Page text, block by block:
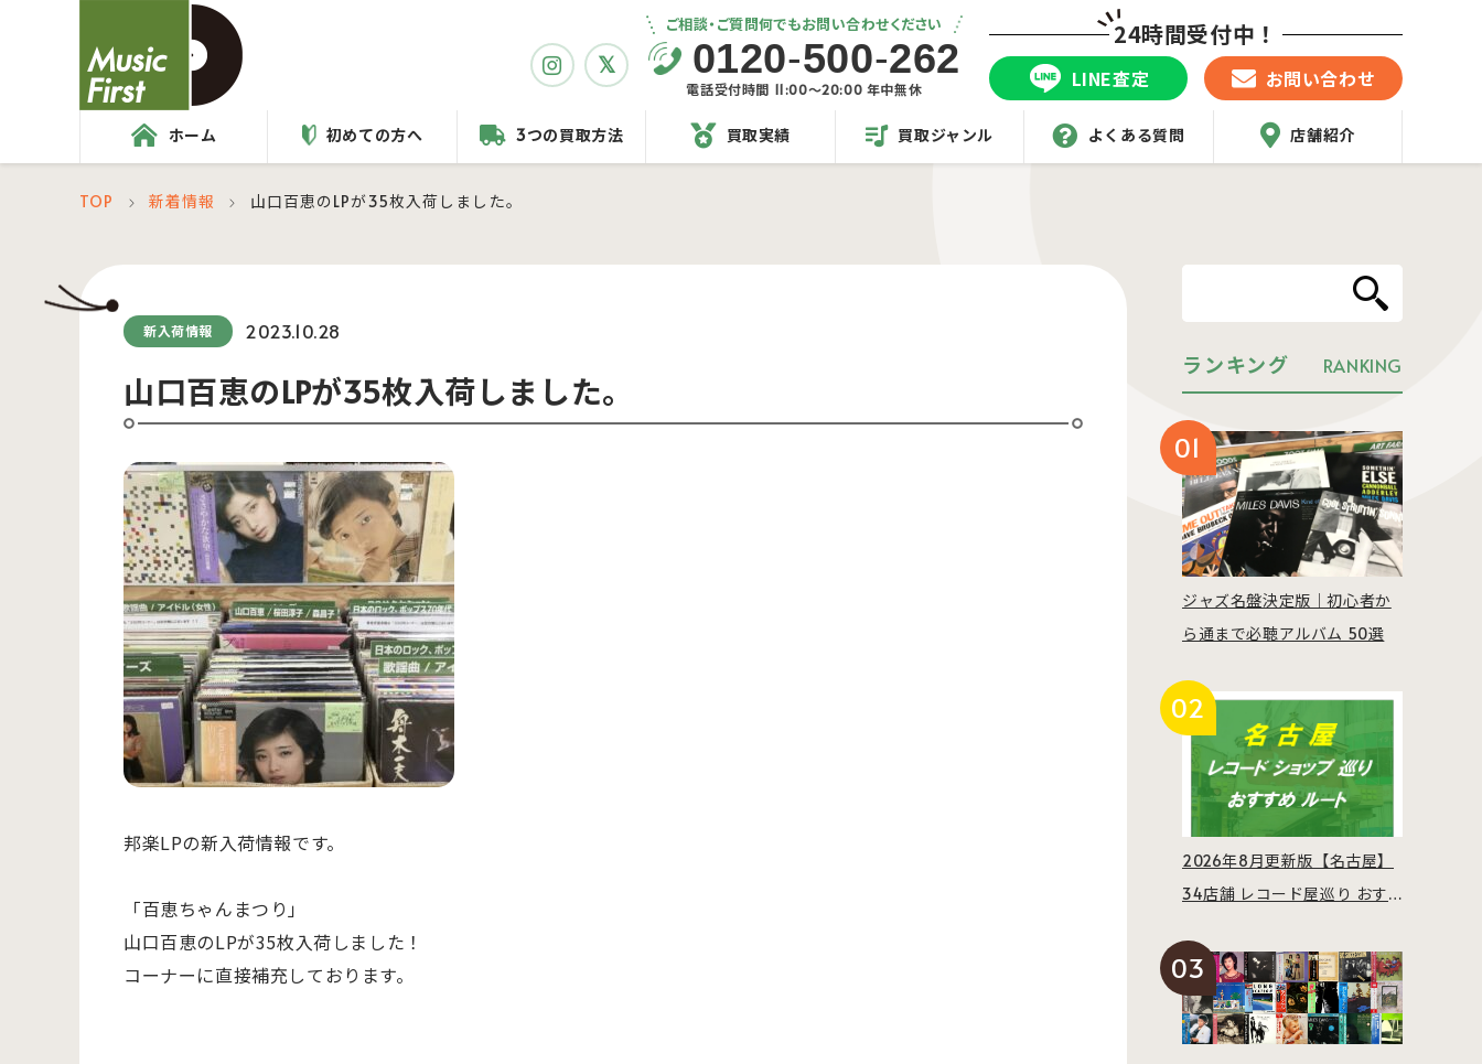
ホーム 初めての方へ 3つの買取方法 買取実績 買取ジャンル よくある質問 店舗紹介
ご相談・ご質問何でもお問い合わせください
0120-500-262
電話受付時間 11:00〜20:00 年中無休
24時間受付中！
LINE査定 お問い合わせ
TOP ＞ 新着情報 ＞ 山口百恵のLPが35枚入荷しました。
新入荷情報 2023.10.28
山口百恵のLPが35枚入荷しました。
邦楽LPの新入荷情報です。
「百恵ちゃんまつり」
山口百恵のLPが35枚入荷しました！
コーナーに直接補充しております。
ランキング RANKING
ジャズ名盤決定版｜初心者か
ら通まで必聴アルバム 50選
2026年8月更新版【名古屋】
34店舗 レコード屋巡り おす